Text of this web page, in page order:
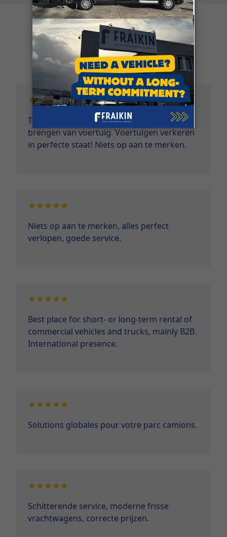
Klantgetuigenissen
Top service vanaf eerste contact tem terug
brengen van voertuig. Voertuigen verkeren
in perfecte staat! Niets op aan te merken.
Niets op aan te merken, alles perfect
verlopen, goede service.
Best place for short- or long-term rental of
commercial vehicles and trucks, mainly B2B.
International presence.
Solutions globales pour votre parc camions.
Schitterende service, moderne frisse
vrachtwagens, correcte prijzen.